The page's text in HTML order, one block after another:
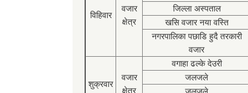
विहिवार
वजार
क्षेत्र
जिल्ला अस्पताल
खसि वजार नया वस्ति
नगरपालिका पछाडि हुदै तरकारी
वजार
शुक्रवार
वजार
क्षेत्र
वगाहा ढल्के देउरी
जलजले